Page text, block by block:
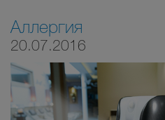
Аллергия
20.07.2016